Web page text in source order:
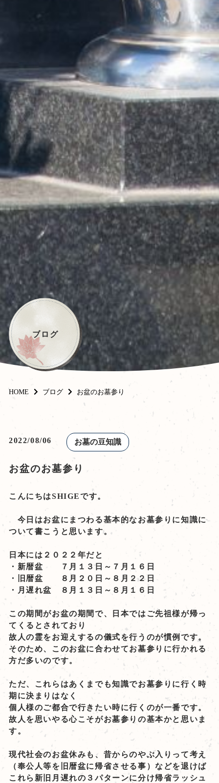
ブログ
HOME ブログ お盆のお墓参り
2022/08/06 お墓の豆知識
お盆のお墓参り
こんにちはSHIGEです。
今日はお盆にまつわる基本的なお墓参りに知識に
ついて書こうと思います。
日本には２０２２年だと
・新暦盆 ７月１３日～７月１６日
・旧暦盆 ８月２０日～８月２２日
・月遅れ盆 ８月１３日～８月１６日
この期間がお盆の期間で、日本ではご先祖様が帰っ
てくるとされており
故人の霊をお迎えするの儀式を行うのが慣例です。
そのため、このお盆に合わせてお墓参りに行かれる
方だ多いのです。
ただ、これらはあくまでも知識でお墓参りに行く時
期に決まりはなく
個人様のご都合で行きたい時に行くのが一番です。
故人を思いやる心こそがお墓参りの基本かと思いま
す。
現代社会のお盆休みも、昔からのやぶ入りって考え
（奉公人等を旧暦盆に帰省させる事）などを退けば
これら新旧月遅れの３パターンに分け帰省ラッシュ